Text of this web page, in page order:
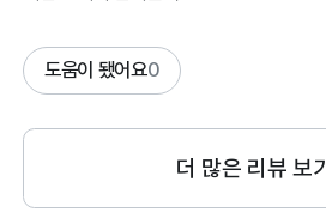
도움이 됐어요0
더 많은 리뷰 보기